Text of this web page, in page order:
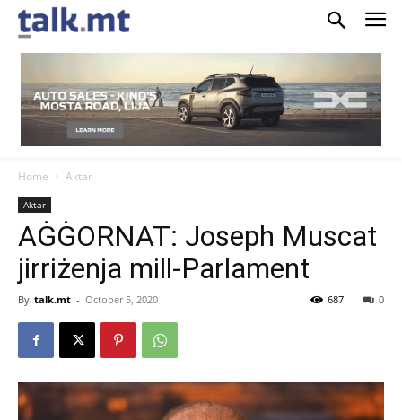
Home Aktar
Aktar
AĠĠORNAT: Joseph Muscat
jirriżenja mill-Parlament
By talk.mt - October 5, 2020 0
687